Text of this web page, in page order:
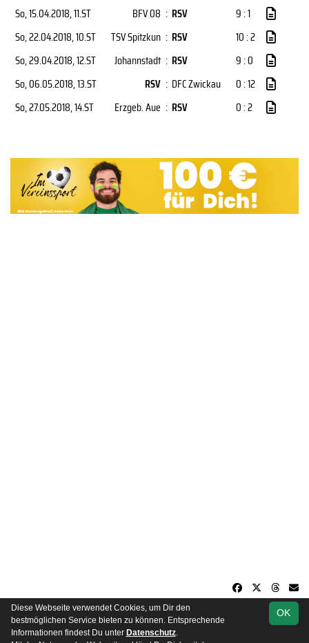
So, 15.04.2018, 11.ST BFV 08 : RSV
9 : 1
So, 22.04.2018, 10.ST TSV Spitzkun : RSV
10 : 2
So, 29.04.2018, 12.ST Johannstadt : RSV
9 : 0
So, 06.05.2018, 13.ST RSV : DFC Zwickau
0 : 12
So, 27.05.2018, 14.ST Erzgeb. Aue : RSV 0 : 2
soccero.de
© 2006 - 2026
OK
Diese Webseite verwendet Cookies, um Dir den
bestmöglichen Service bieten zu können. Entsprechende
Informationen findest Du unter Datenschutz.